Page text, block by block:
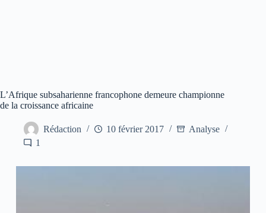
L’Afrique subsaharienne francophone demeure championne
de la croissance africaine
Rédaction 10 février 2017
Analyse
1